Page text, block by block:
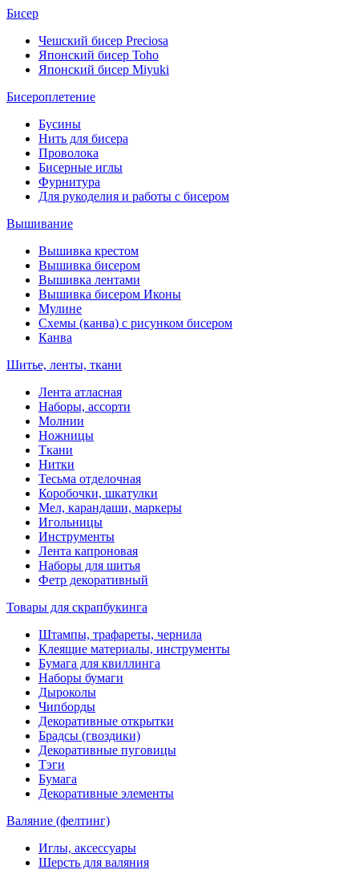
Бисер
Чешский бисер Preciosa
Японский бисер Toho
Японский бисер Miyuki
Бисероплетение
Бусины
Нить для бисера
Проволока
Бисерные иглы
Фурнитура
Для рукоделия и работы с бисером
Вышивание
Вышивка крестом
Вышивка бисером
Вышивка лентами
Вышивка бисером Иконы
Мулине
Схемы (канва) с рисунком бисером
Канва
Шитье, ленты, ткани
Лента атласная
Наборы, ассорти
Молнии
Ножницы
Ткани
Нитки
Тесьма отделочная
Коробочки, шкатулки
Мел, карандаши, маркеры
Игольницы
Инструменты
Лента капроновая
Наборы для шитья
Фетр декоративный
Товары для скрапбукинга
Штампы, трафареты, чернила
Клеящие материалы, инструменты
Бумага для квиллинга
Наборы бумаги
Дыроколы
Чипборды
Декоративные открытки
Брадсы (гвоздики)
Декоративные пуговицы
Тэги
Бумага
Декоративные элементы
Валяние (фелтинг)
Иглы, аксессуары
Шерсть для валяния